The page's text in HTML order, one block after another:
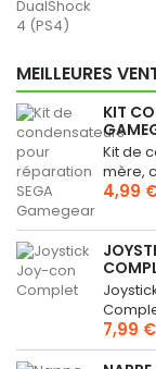
MEILLEURES
KIT
Kit de
mère,
4,99
7,99 €